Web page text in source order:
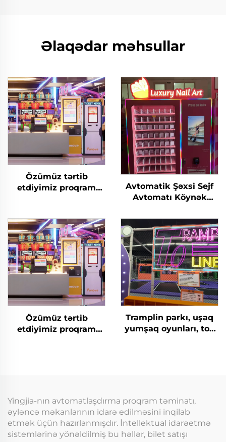
Əlaqədar məhsullar
Özümüz tərtib
etdiyimiz proqram
idarəetmə sistemi
içəri oyun
meydançaları, arkad
məkanları və əyləncə
parkları üçün
Avtomatik Şəxsi Sejf
Avtomatı Köynək
Ödəniş Sistemi
Hədiyyələr Mübadilə
Kabineti Alış-veriş
Mərkəzi Üçün
Özümüz tərtib
etdiyimiz proqram
məkanları və əyləncə
parkları üçün
Tramplin parkı, uşaq
yumşaq oyunları, top
Yingjia-nın avtomatlaşdırma proqram təminatı,
əyləncə məkanlarının idarə edilməsini inqilab
etmək üçün hazırlanmışdır. İntellektual idarəetmə
sistemlərinə yönəldilmiş bu həllər, bilet satışı